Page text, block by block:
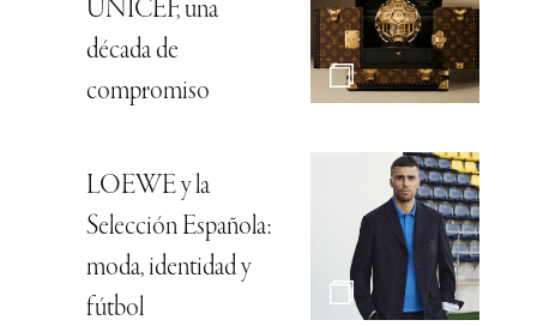
UNICEF, una
década de
compromiso
LOEWE y la
Selección Española:
moda, identidad y
fútbol